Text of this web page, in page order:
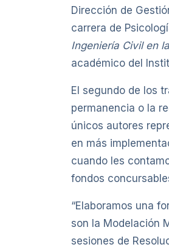
Dirección de
carrera de
Ingeniería Civil en
académico del
El segundo de los
permanencia o la
únicos autores
en más
cuando les
fondos
“Elaboramos una
son la Modelación
sesiones de